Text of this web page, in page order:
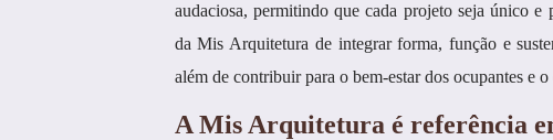
audaciosa, permitindo que cada projeto seja único e
da Mis Arquitetura de integrar forma, função e
além de contribuir para o bem-estar dos ocupantes e
A Mis Arquitetura é referência